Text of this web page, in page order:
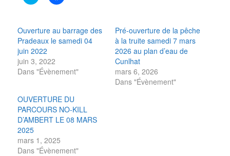
dans
une
nouvelle
fenêtre)
dans
une
nouvelle
Ouverture au barrage des
Pradeaux le samedi 04
juin 2022
juin 3, 2022
Dans "Évènement"
Pré-ouverture de la pêche
à la truite samedi 7 mars
2026 au plan d’eau de
Cunlhat
mars 6, 2026
Dans "Évènement"
OUVERTURE DU
PARCOURS NO-KILL
D’AMBERT LE 08 MARS
2025
mars 1, 2025
Dans "Évènement"